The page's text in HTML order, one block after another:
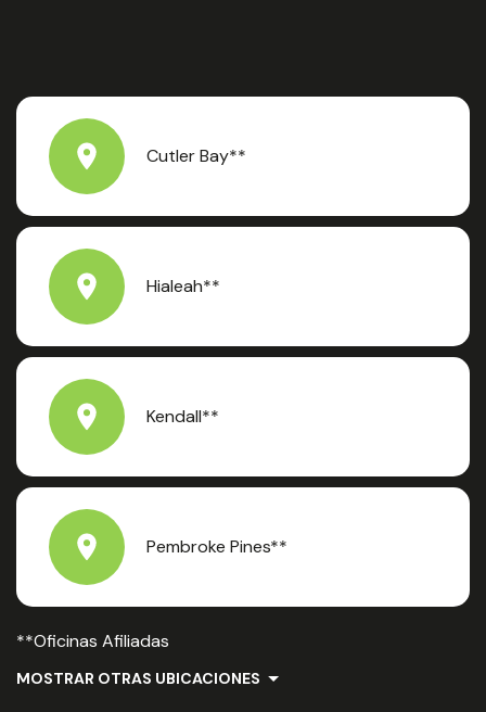
Cutler Bay**
Hialeah**
Kendall**
Pembroke Pines**
**Oficinas Afiliadas
MOSTRAR OTRAS UBICACIONES